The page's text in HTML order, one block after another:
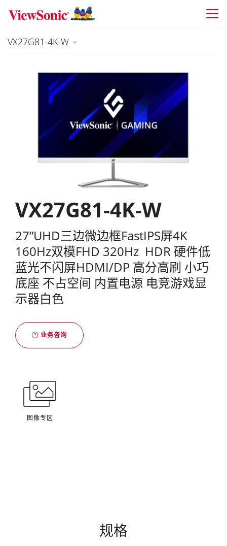
Skip to main content
VX27G81-4K-W
VX27G81-4K-W
27”UHD三边微边框FastIPS屏4K
160Hz双模FHD 320Hz HDR 硬件低
蓝光不闪屏HDMI/DP 高分高刷 小巧
底座 不占空间 内置电源 电竞游戏显
示器白色
业务咨询
图像专区
规格